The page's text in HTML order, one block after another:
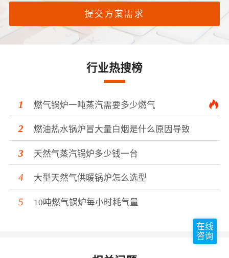
在线
咨询
提交方案需求
行业热搜榜
燃气锅炉一吨蒸汽需要多少燃气
燃油热水锅炉冒大量白烟是什么原因导致的？
天然气蒸汽锅炉多少钱一台
大型天然气供暖锅炉怎么选型
10吨燃气锅炉每小时耗气量